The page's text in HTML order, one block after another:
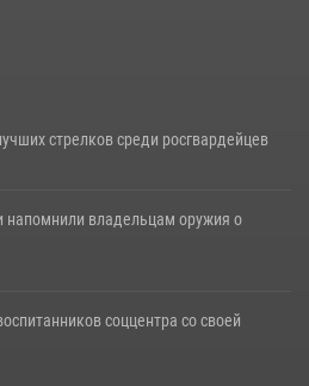
стрелков среди росгвардейцев
напомнили владельцам оружия о
соццентра со своей